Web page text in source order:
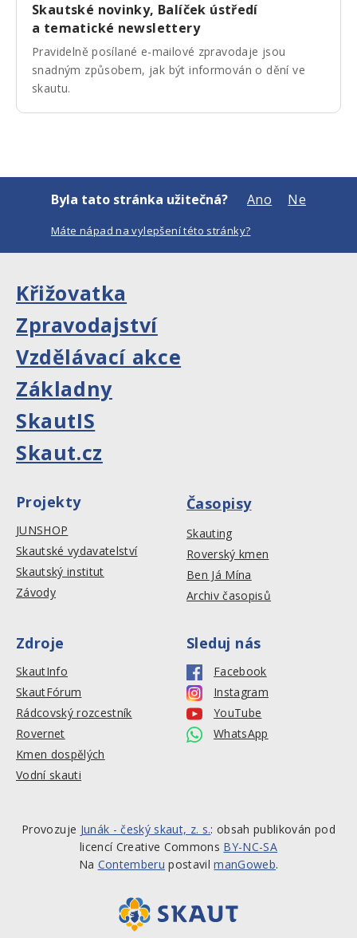
Skautské novinky, Balíček ústředí
a tematické newslettery
Pravidelně posílané e-mailové zpravodaje jsou
snadným způsobem, jak být informován o dění ve
skautu.
Byla tato stránka užitečná? Ano Ne
Máte nápad na vylepšení této stránky?
Křižovatka
Zpravodajství
Vzdělávací akce
Základny
SkautIS
Skaut.cz
Projekty
JUNSHOP
Skautské vydavatelství
Skautský institut
Závody
Časopisy
Skauting
Roverský kmen
Ben Já Mína
Archiv časopisů
Zdroje
SkautInfo
SkautFórum
Rádcovský rozcestník
Rovernet
Kmen dospělých
Vodní skauti
Sleduj nás
Facebook
Instagram
YouTube
WhatsApp
Provozuje Junák - český skaut, z. s.: obsah publikován pod
licencí Creative Commons BY-NC-SA
Na Contemberu postavilmanGoweb.